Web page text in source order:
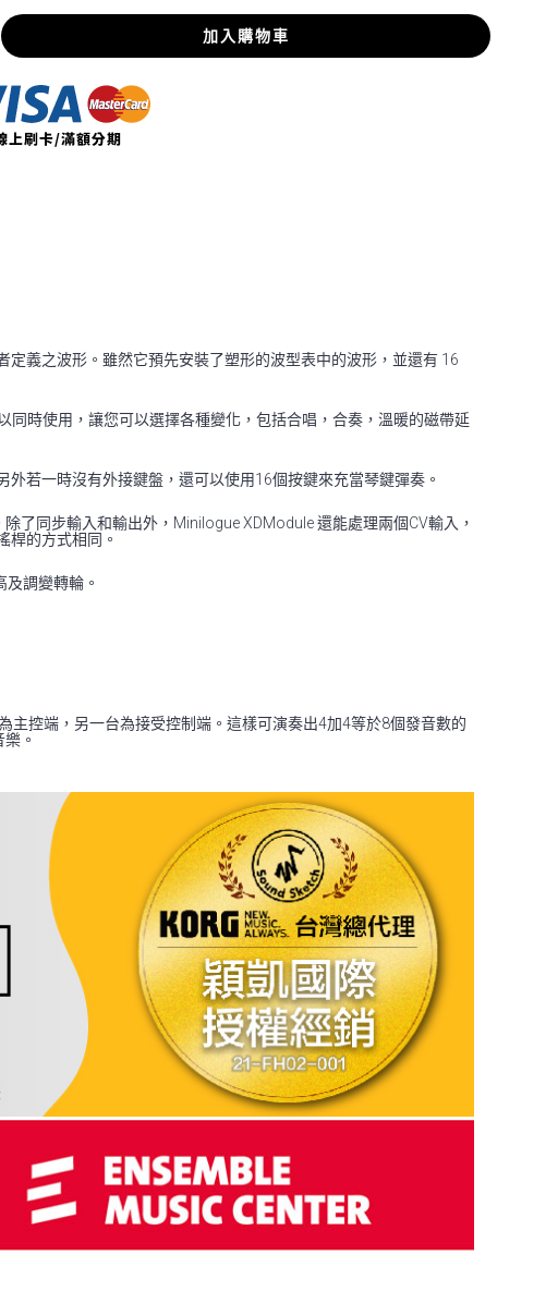
加入購物車
義之波形。雖然它預先安裝了塑形的波型表中的波形，並還有 16
同時使用，讓您可以選擇各種變化，包括合唱，合奏，溫暖的磁帶延
若一時沒有外接鍵盤，還可以使用16個按鍵來充當琴鍵彈奏。
了同步輸入和輸出外，Minilogue XDModule 還能處理兩個CV輸入，
桿的方式相同。
調變轉輪。
主控端，另一台為接受控制端。這樣可演奏出4加4等於8個發音數的
。